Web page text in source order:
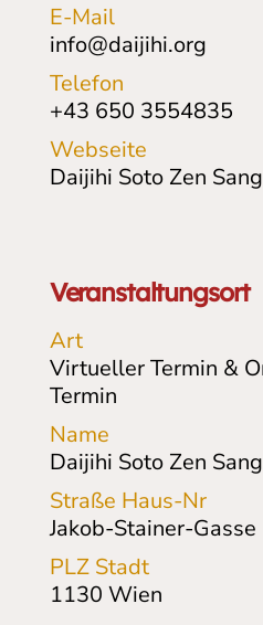
E-Mail
info@daijihi.org
Telefon
+43 650 3554835
Webseite
Daijihi Soto Zen
Veranstaltungsort
Art
Virtueller Termin &
Termin
Name
Daijihi Soto Zen
Straße Haus-Nr
Jakob-Stainer-Gasse
PLZ Stadt
1130 Wien